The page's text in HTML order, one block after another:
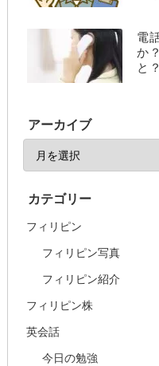
電
か
と？
アーカイブ
カテゴリー
フィリピン
フィリピン写真
フィリピン紹介
フィリピン株
英会話
今日の勉強